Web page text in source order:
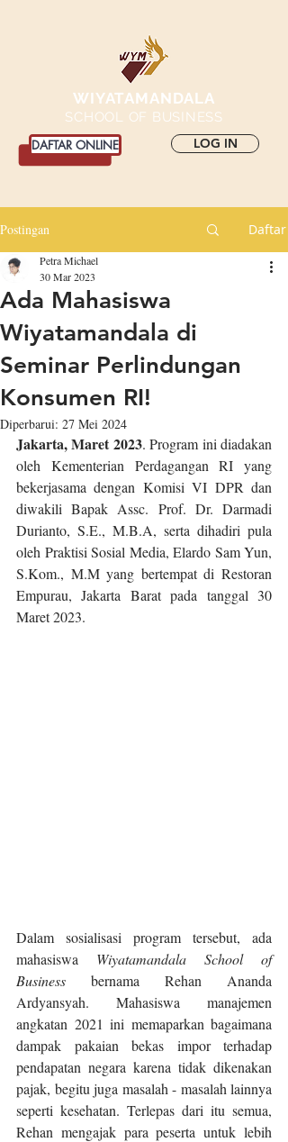
WIYATAMANDALA
SCHOOL OF BUSINESS
LOG IN
DAFTAR ONLINE
Postingan Daftar
Ada Mahasiswa
Wiyatamandala di
Seminar Perlindungan
Konsumen RI!
Petra Michael
30 Mar 2023
Diperbarui: 27 Mei 2024
Jakarta, Maret 2023. Program ini diadakan
oleh Kementerian Perdagangan RI yang
bekerjasama dengan Komisi VI DPR dan
diwakili Bapak Assc. Prof. Dr. Darmadi
Durianto, S.E., M.B.A, serta dihadiri pula
oleh Praktisi Sosial Media, Elardo Sam Yun,
S.Kom., M.M yang bertempat di Restoran
Empurau, Jakarta Barat pada tanggal 30
Maret 2023.
Dalam sosialisasi program tersebut, ada
mahasiswa Wiyatamandala School of
Business bernama Rehan Ananda
Ardyansyah. Mahasiswa manajemen
angkatan 2021 ini memaparkan bagaimana
dampak pakaian bekas impor terhadap
pendapatan negara karena tidak dikenakan
pajak, begitu juga masalah - masalah lainnya
seperti kesehatan. Terlepas dari itu semua,
Rehan mengajak para peserta untuk lebih